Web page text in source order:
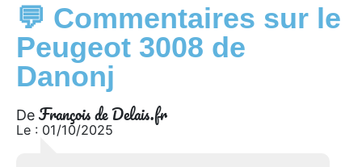
💬 Commentaires sur le
Peugeot 3008 de
Danonj
De François de Delais.fr
Le : 01/10/2025